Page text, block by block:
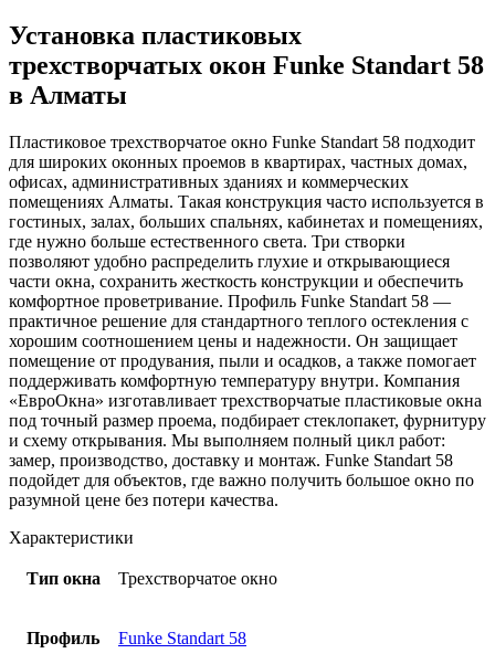
Установка пластиковых
трехстворчатых окон Funke Standart 58
в Алматы
Пластиковое трехстворчатое окно Funke Standart 58 подходит
для широких оконных проемов в квартирах, частных домах,
офисах, административных зданиях и коммерческих
помещениях Алматы. Такая конструкция часто используется в
гостиных, залах, больших спальнях, кабинетах и помещениях,
где нужно больше естественного света. Три створки
позволяют удобно распределить глухие и открывающиеся
части окна, сохранить жесткость конструкции и обеспечить
комфортное проветривание. Профиль Funke Standart 58 —
практичное решение для стандартного теплого остекления с
хорошим соотношением цены и надежности. Он защищает
помещение от продувания, пыли и осадков, а также помогает
поддерживать комфортную температуру внутри. Компания
«ЕвроОкна» изготавливает трехстворчатые пластиковые окна
под точный размер проема, подбирает стеклопакет, фурнитуру
и схему открывания. Мы выполняем полный цикл работ:
замер, производство, доставку и монтаж. Funke Standart 58
подойдет для объектов, где важно получить большое окно по
разумной цене без потери качества.
Характеристики
Тип окна Трехстворчатое окно
Профиль Funke Standart 58